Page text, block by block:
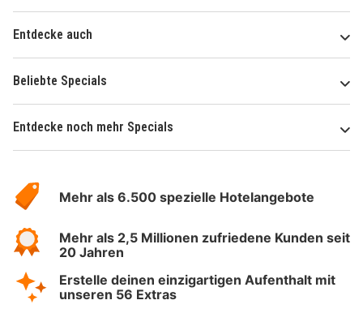
Entdecke auch
Beliebte Specials
Entdecke noch mehr Specials
Hotelspecials
Mehr als 6.500 spezielle Hotelangebote
Mehr als 2,5 Millionen zufriedene Kunden seit
20 Jahren
Erstelle deinen einzigartigen Aufenthalt mit
unseren 56 Extras